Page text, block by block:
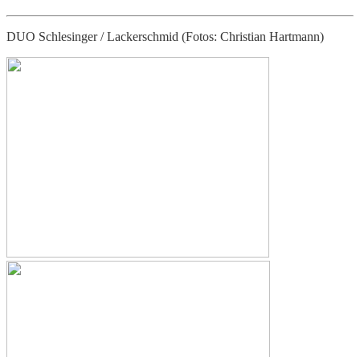
DUO Schlesinger / Lackerschmid (Fotos: Christian Hartmann)